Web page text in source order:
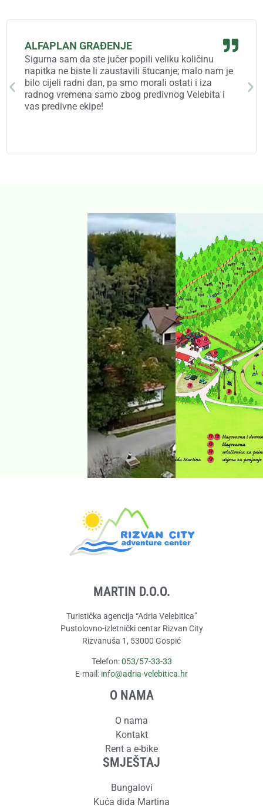
ALFAPLAN GRAĐENJE
Sigurna sam da ste jučer popili veliku količinu
napitka ne biste li zaustavili štucanje; malo nam je
bilo cijeli radni dan, pa smo morali ostati i iza
radnog vremena samo zbog predivnog Velebita i
vas predivne ekipe!
MARTIN D.O.O.
Turistička agencija “Adria Velebitica”
Pustolovno-izletnički centar Rizvan City
Rizvanuša 1, 53000 Gospić
Telefon:053/57-33-33
E-mail: info@adria-velebitica.hr
O NAMA
O nama
Kontakt
Rent a e-bike
SMJEŠTAJ
Bungalovi
Kuća dida Martina